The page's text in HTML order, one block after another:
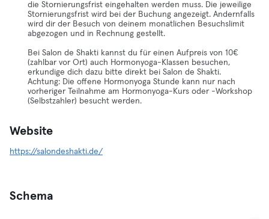
die Stornierungsfrist eingehalten werden muss. Die jeweilige
Stornierungsfrist wird bei der Buchung angezeigt. Andernfalls
wird dir der Besuch von deinem monatlichen Besuchslimit
abgezogen und in Rechnung gestellt.
Bei Salon de Shakti kannst du für einen Aufpreis von 10€
(zahlbar vor Ort) auch Hormonyoga-Klassen besuchen,
erkundige dich dazu bitte direkt bei Salon de Shakti.
Achtung: Die offene Hormonyoga Stunde kann nur nach
vorheriger Teilnahme am Hormonyoga-Kurs oder -Workshop
(Selbstzahler) besucht werden.
Website
https://salondeshakti.de/
Schema